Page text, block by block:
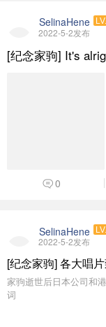
SelinaHene
2022-5-2发布
[纪念家驹] It's
0
SelinaHene
2022-5-2发布
[纪念家驹] 各大唱
家驹逝世后日本公司和
词